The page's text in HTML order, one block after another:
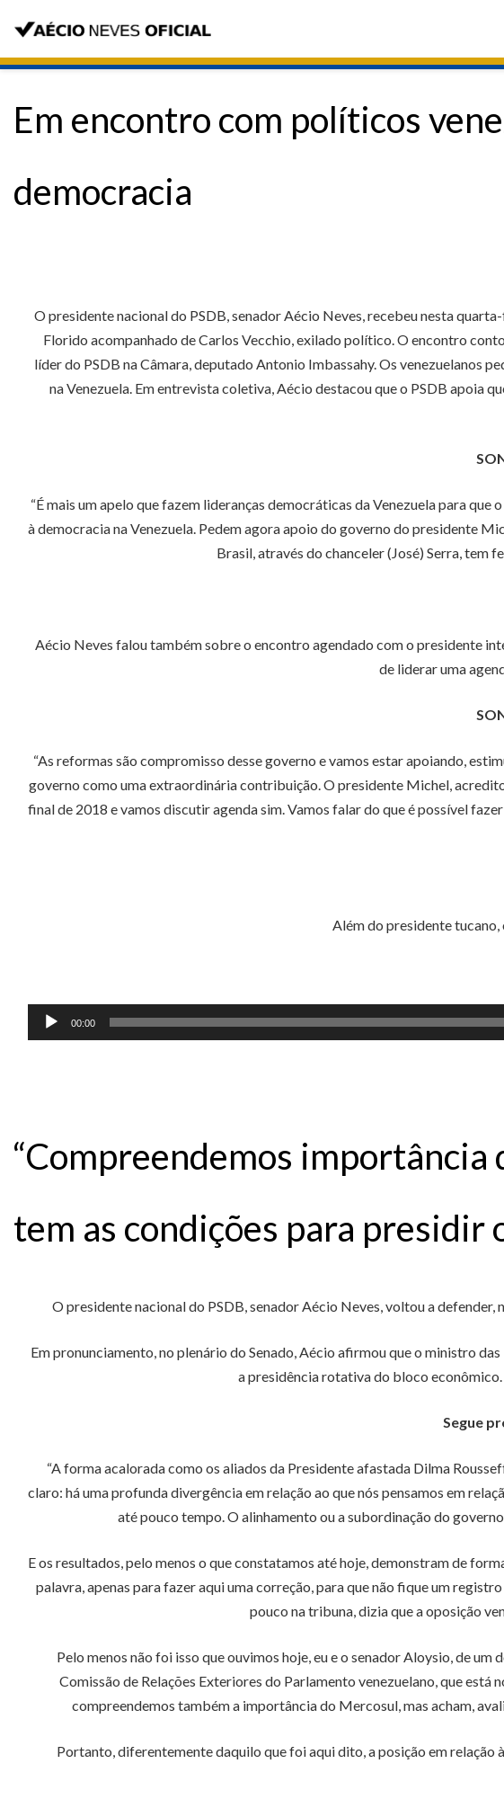
Em encontro com políticos
democracia
O presidente nacional do PSDB, senador Aécio Neves, recebeu nesta
Florido acompanhado de Carlos Vecchio, exilado político. O encontro
líder do PSDB na Câmara, deputado Antonio Imbassahy. Os venezuelanos
na Venezuela. Em entrevista coletiva, Aécio destacou que o PSDB apoia
“É mais um apelo que fazem lideranças democráticas da Venezuela para
à democracia na Venezuela. Pedem agora apoio do governo do presidente
Brasil, através do chanceler (José) Serra, tem
Aécio Neves falou também sobre o encontro agendado com o presidente
de liderar uma
“As reformas são compromisso desse governo e vamos estar apoiando,
governo como uma extraordinária contribuição. O presidente Michel,
final de 2018 e vamos discutir agenda sim. Vamos falar do que é possível
Além do presidente
Tocador
de
00:00
“Compreendemos importância
tem as condições para presidir
O presidente nacional do PSDB, senador Aécio Neves, voltou a
Em pronunciamento, no plenário do Senado, Aécio afirmou que o ministro
a presidência rotativa do bloco
Segue
“A forma acalorada como os aliados da Presidente afastada Dilma
claro: há uma profunda divergência em relação ao que nós pensamos em
até pouco tempo. O alinhamento ou a subordinação do
E os resultados, pelo menos o que constatamos até hoje, demonstram de
palavra, apenas para fazer aqui uma correção, para que não fique um
pouco na tribuna, dizia que a oposição
Pelo menos não foi isso que ouvimos hoje, eu e o senador Aloysio, de
Comissão de Relações Exteriores do Parlamento venezuelano, que está
compreendemos também a importância do Mercosul, mas acham,
Portanto, diferentemente daquilo que foi aqui dito, a posição em relação